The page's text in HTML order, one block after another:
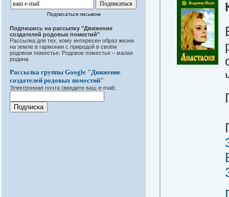
Подписаться письмом
Подпишись на рассылку "Движение
создателей родовых поместий"
Рассылка для тех, кому интересен образ жизни
на земле в гармонии с природой в своём
родовом поместье. Родовое поместье – малая
родина.
Рассылка группы Google "Движение
создателей родовых поместий"
Электронная почта (введите ваш e-mail):